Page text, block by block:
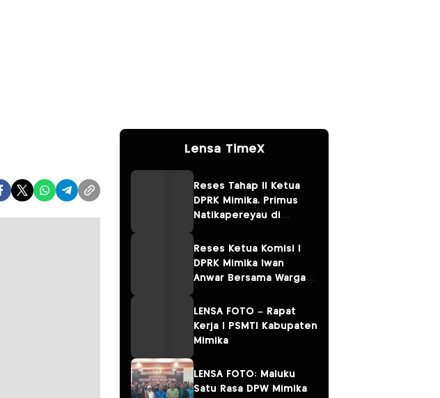
Lensa TimeX
Reses Tahap II Ketua
DPRK Mimika, Primus
Natikapereyau di
Pulau Karaka
Reses Ketua Komisi I
DPRK Mimika Iwan
Anwar Bersama Warga
LENSA FOTO – Rapat
Kerja I PSMTI Kabupaten
Mimika
LENSA FOTO: Maluku
Satu Rasa DPW Mimika